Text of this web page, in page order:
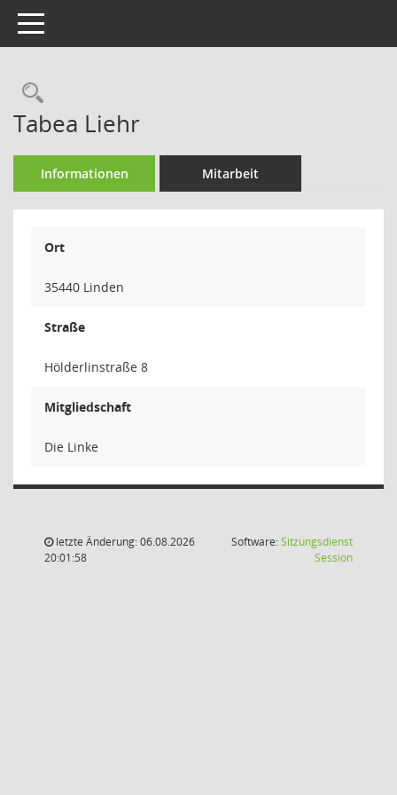
Toggle navigation
Rechercheauswahl
Tabea Liehr
Informationen Mitarbeit
Ort
35440 Linden
Straße
Hölderlinstraße 8
Mitgliedschaft
Die Linke
letzte Änderung: 06.08.2026
20:01:58
Software:Sitzungsdienst
Session(Wird in